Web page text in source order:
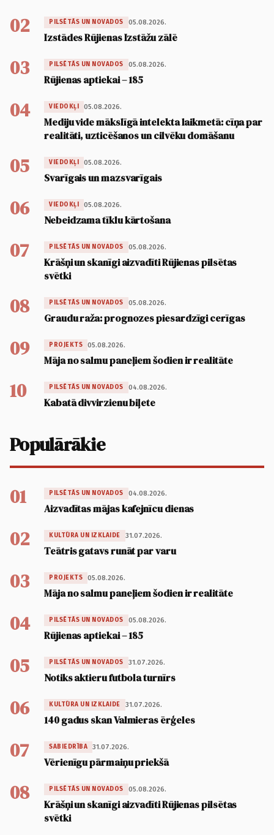
02 PILSĒTĀS UN NOVADOS 05.08.2026.
Izstādes Rūjienas Izstāžu zālē
03 PILSĒTĀS UN NOVADOS 05.08.2026.
Rūjienas aptiekai – 185
04 VIEDOKĻI 05.08.2026.
Mediju vide mākslīgā intelekta laikmetā: cīņa par
realitāti, uzticēšanos un cilvēku domāšanu
05 VIEDOKĻI 05.08.2026.
Svarīgais un mazsvarīgais
06 VIEDOKĻI 05.08.2026.
Nebeidzama tīklu kārtošana
07 PILSĒTĀS UN NOVADOS 05.08.2026.
Krāšņi un skanīgi aizvadīti Rūjienas pilsētas
svētki
08 PILSĒTĀS UN NOVADOS 05.08.2026.
Graudu raža: prognozes piesardzīgi cerīgas
09 PROJEKTS 05.08.2026.
Māja no salmu paneļiem šodien ir realitāte
10 PILSĒTĀS UN NOVADOS 04.08.2026.
Kabatā divvirzienu biļete
Populārākie
01 PILSĒTĀS UN NOVADOS 04.08.2026.
Aizvadītas mājas kafejnīcu dienas
02 KULTŪRA UN IZKLAIDE 31.07.2026.
Teātris gatavs runāt par varu
03 PROJEKTS 05.08.2026.
Māja no salmu paneļiem šodien ir realitāte
04 PILSĒTĀS UN NOVADOS 05.08.2026.
Rūjienas aptiekai – 185
05 PILSĒTĀS UN NOVADOS 31.07.2026.
Notiks aktieru futbola turnīrs
06 KULTŪRA UN IZKLAIDE 31.07.2026.
140 gadus skan Valmieras ērģeles
07 SABIEDRĪBA 31.07.2026.
Vērienīgu pārmaiņu priekšā
08 PILSĒTĀS UN NOVADOS 05.08.2026.
Krāšņi un skanīgi aizvadīti Rūjienas pilsētas
svētki